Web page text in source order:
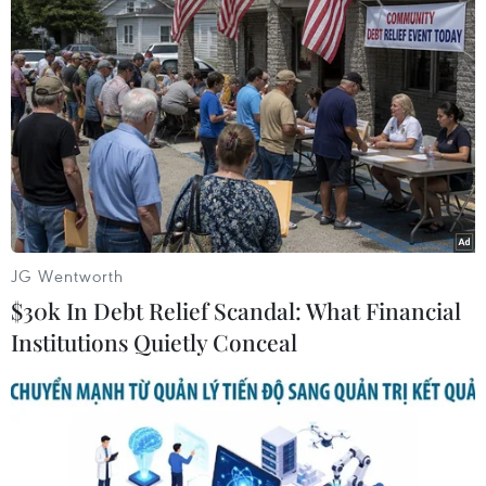
khách đến tham quan, hứa hẹn là điểm đến hấp
dẫn của người đân Thủ đô trong dịp Giáng sinh
và đón chào Năm mới 2017.
Hội chợ diễn ra đến hết ngày 26/12/2016./.
(TTXVN/Vietnam+)
JG Wentworth
$30k In Debt Relief Scandal: What Financial
Institutions Quietly Conceal